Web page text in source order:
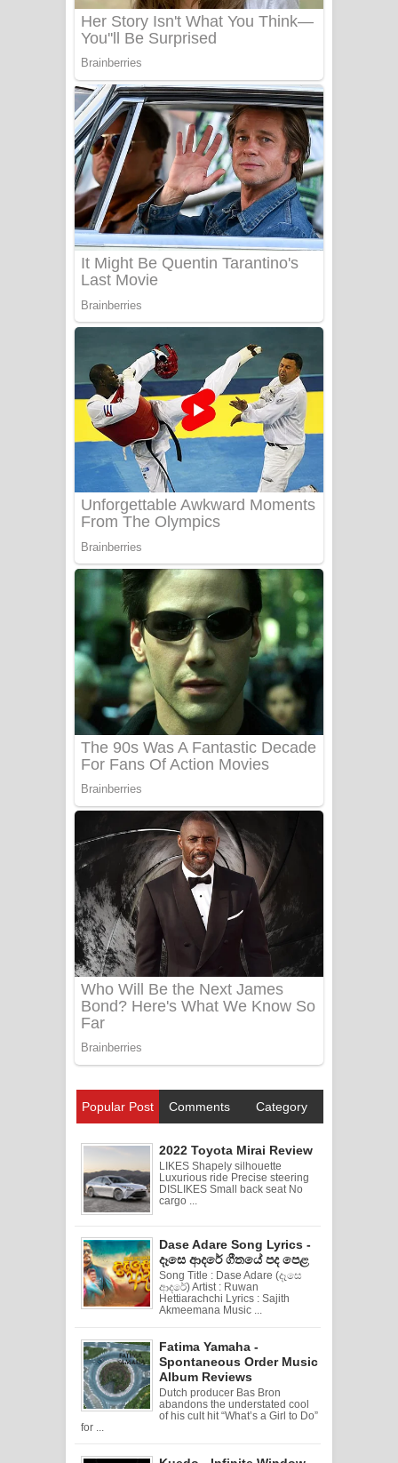
Popular Post Comments Category
2022 Toyota Mirai Review
LIKES Shapely silhouette
Luxurious ride Precise steering
DISLIKES Small back seat No
cargo ...
Dase Adare Song Lyrics -
දෑසෙ ආදරේ ගීතයේ පද පෙළ
Song Title : Dase Adare (දෑසෙ
ආදරේ) Artist : Ruwan
Hettiarachchi Lyrics : Sajith
Akmeemana Music ...
Fatima Yamaha -
Spontaneous Order Music
Album Reviews
Dutch producer Bas Bron
abandons the understated cool
of his cult hit “What’s a Girl to Do”
for ...